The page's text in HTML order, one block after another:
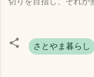
さとやま暮らし